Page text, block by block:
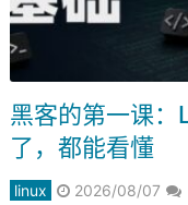
黑客的第一课
了，都能看懂
linux 2026/08/07